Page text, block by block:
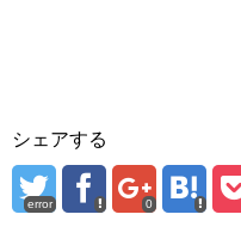
シェアする
error 0